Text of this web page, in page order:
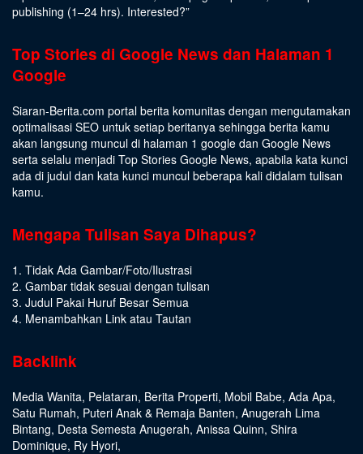
publishing (1–24 hrs). Interested?”
Top Stories di Google News dan Halaman 1
Google
Siaran-Berita.com portal berita komunitas dengan mengutamakan
optimalisasi SEO untuk setiap beritanya sehingga berita kamu
akan langsung muncul di halaman 1 google dan Google News
serta selalu menjadi Top Stories Google News, apabila kata kunci
ada di judul dan kata kunci muncul beberapa kali didalam tulisan
kamu.
Mengapa Tulisan Saya Dihapus?
1. Tidak Ada Gambar/Foto/Ilustrasi
2. Gambar tidak sesuai dengan tulisan
3. Judul Pakai Huruf Besar Semua
4. Menambahkan Link atau Tautan
Backlink
Media Wanita, Pelataran, Berita Properti, Mobil Babe, Ada Apa,
Satu Rumah, Puteri Anak & Remaja Banten, Anugerah Lima
Bintang, Desta Semesta Anugerah, Anissa Quinn, Shira
Dominique, Ry Hyori,